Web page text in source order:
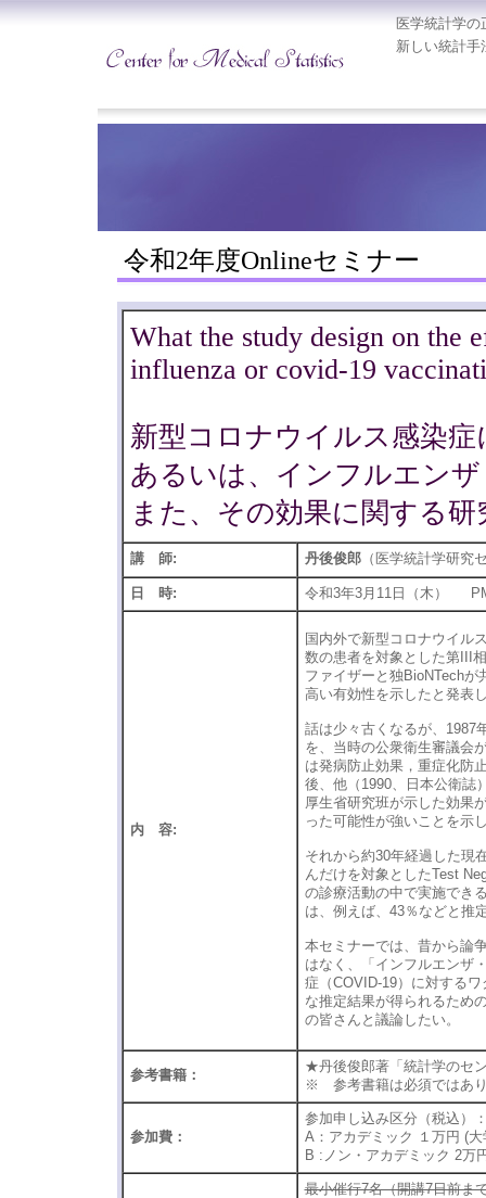
医学統計学
新しい統計手
令和2年度Onlineセミナー
What the study design on the
influenza or covid-19
新型コロナウイルス感染
あるいは、インフルエン
また、その効果に関する
講 師: 丹後俊郎（医学統計学研究
日 時: 令和3年3月11日（木）
内 容:
国内外で新型コロナウイル
数の患者を対象とした第III
ファイザーと独BioNTech
高い有効性を示したと発表
話は少々古くなるが、1987
を、当時の公衆衛生審議会
は発病防止効果，重症化防
後、他（1990、日本公衛誌
厚生省研究班が示した効果
った可能性が強いことを示
それから約30年経過した現
んだけを対象としたTest
の診療活動の中で実施でき
は、例えば、43％などと推
本セミナーでは、昔から論
はなく、「インフルエンザ
症（COVID-19）に対する
な推定結果が得られるため
の皆さんと議論したい。
参考書籍：
★丹後俊郎著「統計学のセ
※ 参考書籍は必須ではあ
参加費：
参加申し込み区分（税込）
A：アカデミック １万円 (
B :ノン・アカデミック 2万
最小催行7名（開講7日前ま